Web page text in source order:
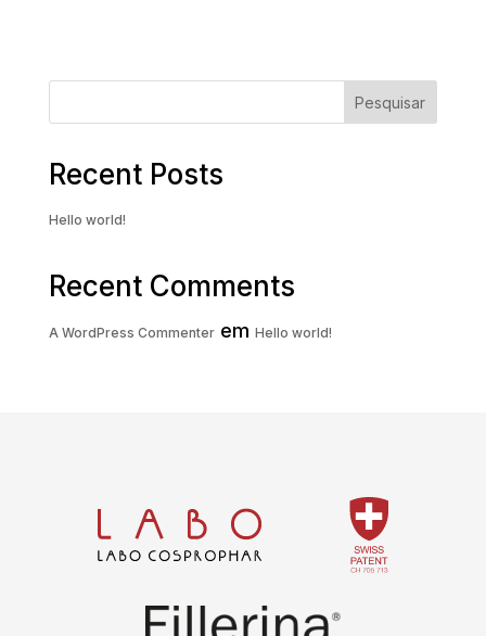
Pesquisar
Recent Posts
Hello world!
Recent Comments
A WordPress Commenterem Hello world!